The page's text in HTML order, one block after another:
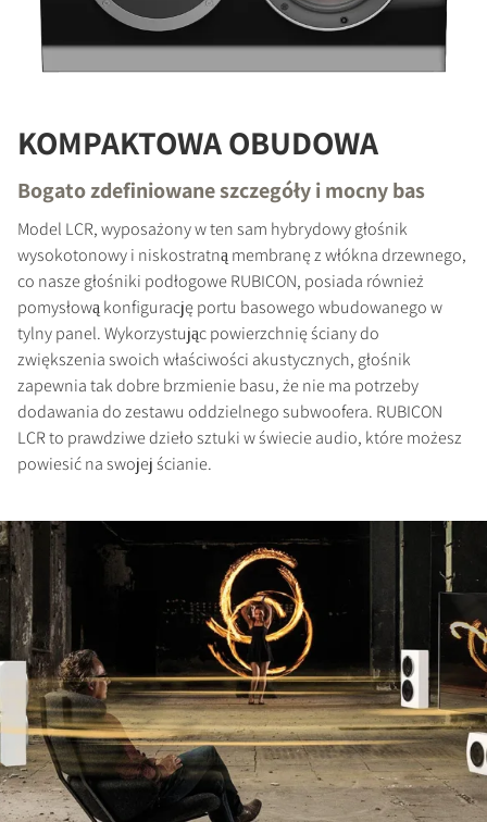
PORÓWNAJ PRODUKTY
KOMPAKTOWA OBUDOWA
Bogato zdefiniowane szczegóły i mocny bas
Model LCR, wyposażony w ten sam hybrydowy głośnik
wysokotonowy i niskostratną membranę z włókna drzewnego,
co nasze głośniki podłogowe RUBICON, posiada również
pomysłową konfigurację portu basowego wbudowanego w
tylny panel. Wykorzystując powierzchnię ściany do
zwiększenia swoich właściwości akustycznych, głośnik
zapewnia tak dobre brzmienie basu, że nie ma potrzeby
dodawania do zestawu oddzielnego subwoofera. RUBICON
LCR to prawdziwe dzieło sztuki w świecie audio, które możesz
powiesić na swojej ścianie.
ZAREJESTRUJ SIĘ, ABY
POBRAĆ
Wypełnij formularz, aby uzyskać
natychmiastowy dostęp do wszystkich
zablokowanych plików do pobrania w
witrynie.